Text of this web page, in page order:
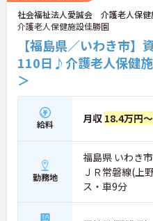
社会福祉法人愛誠会 介護老人保健
介護老人保健施設佳勝園
【福島県／いわき市
110日♪介護老人保健
＞
給料 月収 18.4万円
勤務地
福島県 いわき
ＪＲ常磐線(上
ス・車9分